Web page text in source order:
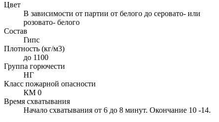
Цвет
В зависимости от партии от белого до серовато- или
розовато- белого
Состав
Гипс
Плотность (кг/м3)
до 1100
Группа горючести
НГ
Класс пожарной опасности
КМ 0
Время схватывания
Начало схватывания от 6 до 8 минут. Окончание 10 -14.